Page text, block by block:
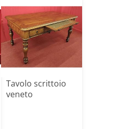
Tavolo scrittoio
veneto